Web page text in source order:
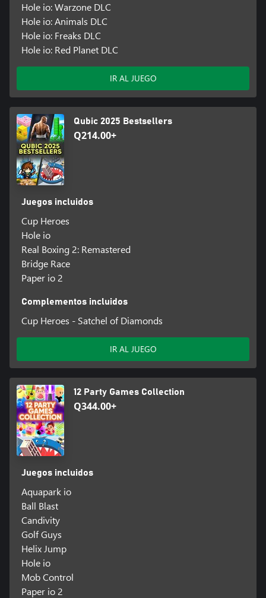
Hole io: Warzone DLC
Hole io: Animals DLC
Hole io: Freaks DLC
Hole io: Red Planet DLC
IR AL JUEGO
Qubic 2025 Bestsellers
Q214.00+
Juegos incluidos
Cup Heroes
Hole io
Real Boxing 2: Remastered
Bridge Race
Paper io 2
Complementos incluidos
Cup Heroes - Satchel of Diamonds
IR AL JUEGO
12 Party Games Collection
Q344.00+
Juegos incluidos
Aquapark io
Ball Blast
Candivity
Golf Guys
Helix Jump
Hole io
Mob Control
Paper io 2